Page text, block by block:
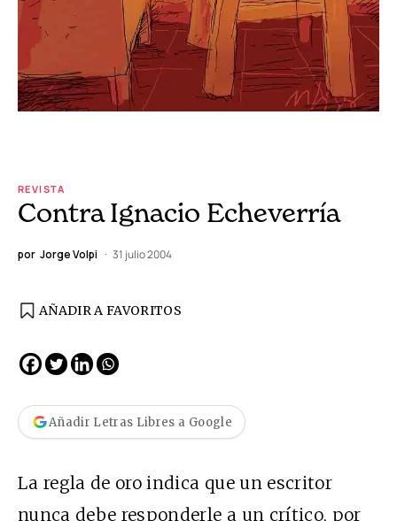
REVISTA
Contra Ignacio Echeverría
por Jorge Volpi 31 julio 2004
AÑADIR A FAVORITOS
Añadir Letras Libres a Google
La regla de oro indica que un escritor
nunca debe responderle a un crítico, por